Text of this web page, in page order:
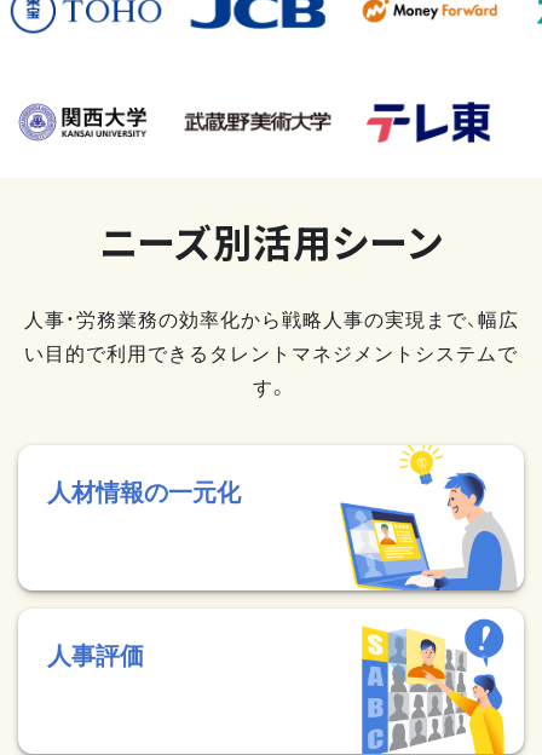
ニーズ別活用シーン
人事・労務業務の効率化から戦略人事の実現まで、幅広
い目的で利用できるタレントマネジメントシステムで
す。
人材情報の一元化
人事評価